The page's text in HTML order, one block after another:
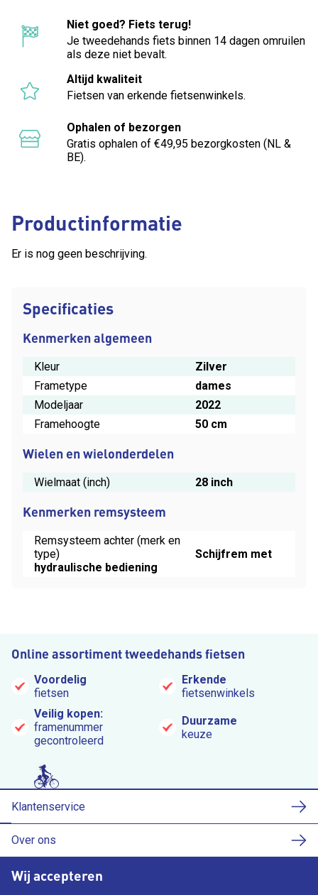
Productinformatie
Er is nog geen beschrijving.
Specificaties
Kenmerken algemeen
Kleur
Zilver
Frametype
dames
Modeljaar
2022
Framehoogte
50 cm
Wielen en wielonderdelen
Wielmaat (inch) 28 inch
Kenmerken remsysteem
Remsysteem achter (merk en
type)
Schijfrem met
hydraulische bediening
Niet goed? Fiets terug!
Je tweedehands fiets binnen 14 dagen omruilen
als deze niet bevalt.
Altijd kwaliteit
Fietsen van erkende fietsenwinkels.
Ophalen of bezorgen
Gratis ophalen of €49,95 bezorgkosten (NL &
BE).
Online assortiment tweedehands fietsen
Voordelig
fietsen
Erkende
fietsenwinkels
Veilig kopen:
framenummer
gecontroleerd
Duurzame
keuze
Klantenservice
Over ons
Wij accepteren